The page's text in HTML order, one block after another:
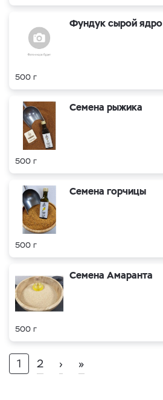
Фундук сырой ядро
500 г
Семена рыжика
500 г
Семена горчицы
500 г
Семена Амаранта
500 г
1 2 › »